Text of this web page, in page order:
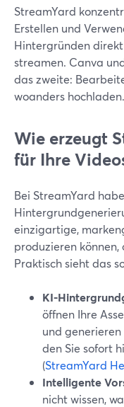
StreamYard
Erstellen und
Hintergründen
streamen. Canva
das zweite:
woanders
Wie erzeugt
für Ihre
Bei StreamYard
einzigartige,
produzieren können,
Praktisch sieht das
KI-
öffnen Ihre
und
den Sie sofort
(StreamYard
Intelligente
nicht wissen,